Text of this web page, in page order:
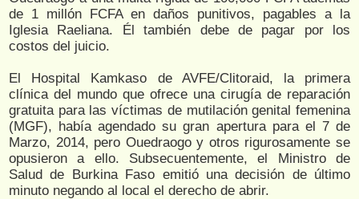
de 1 millón FCFA en daños punitivos, pagables a la
Iglesia Raeliana. Él también debe de pagar por los
costos del juicio.
El Hospital Kamkaso de AVFE/Clitoraid, la primera
clínica del mundo que ofrece una cirugía de reparación
gratuita para las víctimas de mutilación genital femenina
(MGF), había agendado su gran apertura para el 7 de
Marzo, 2014, pero Ouedraogo y otros rigurosamente se
opusieron a ello. Subsecuentemente, el Ministro de
Salud de Burkina Faso emitió una decisión de último
minuto negando al local el derecho de abrir.